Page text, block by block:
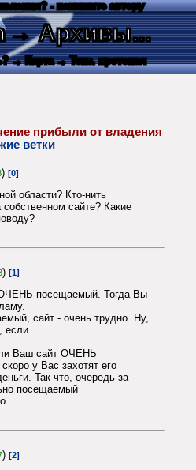
- напишите автору
→ Архивы...
→ Карта → Текс. протокол
прибыли от владения
ветки
) [0]
области? Кто-нить
собственном сайте? Какие
) [1]
посещаемый. Тогда Вы
сайт - очень трудно. Ну,
если
Ваш сайт ОЧЕНЬ
у Вас захотят его
Так что, очередь за
посещаемый
) [2]